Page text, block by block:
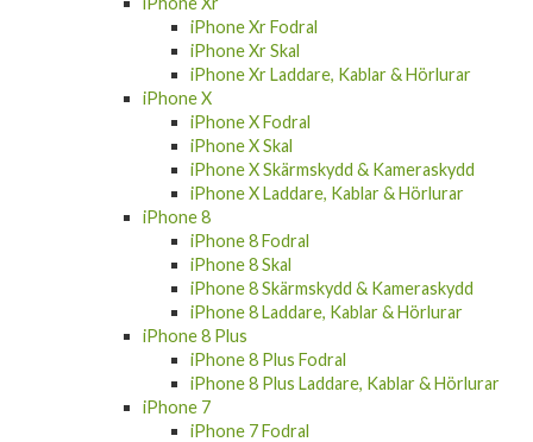
iPhone Xs Skärmskydd & Kameraskydd
iPhone Xs Laddare, Kablar & Hörlurar
iPhone Xs Max
iPhone Xs Max Fodral
iPhone Xr
iPhone Xr Fodral
iPhone Xr Skal
iPhone Xr Laddare, Kablar & Hörlurar
iPhone X
iPhone X Fodral
iPhone X Skal
iPhone X Skärmskydd & Kameraskydd
iPhone X Laddare, Kablar & Hörlurar
iPhone 8
iPhone 8 Fodral
iPhone 8 Skal
iPhone 8 Skärmskydd & Kameraskydd
iPhone 8 Laddare, Kablar & Hörlurar